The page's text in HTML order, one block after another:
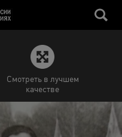
Смотреть в лучшем
качестве